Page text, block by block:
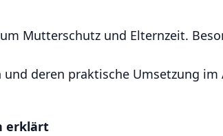
Mutterschutz und Elternzeit.
deren praktische Umsetzung
erklärt